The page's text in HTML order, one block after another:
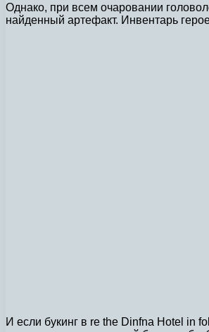
Однако, при всем очаровании
найденный артефакт. Инвентарь
И если букинг в re the Dinfna Hotel in